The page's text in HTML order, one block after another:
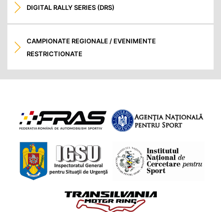
DIGITAL RALLY SERIES (DRS)
CAMPIONATE REGIONALE / EVENIMENTE
RESTRICTIONATE